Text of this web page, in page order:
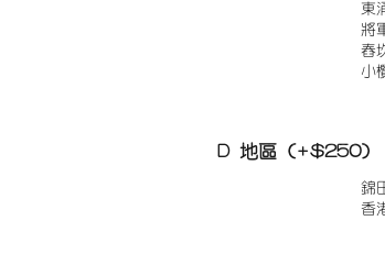
東
將
舂
小
D 地區 (+$250)
錦
香